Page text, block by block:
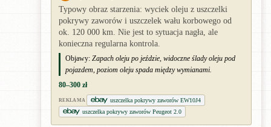
Typowy obraz starzenia: wyciek oleju z uszczelki
pokrywy zaworów i uszczelek wału korbowego od
ok. 120 000 km. Nie jest to sytuacja nagła, ale
konieczna regularna kontrola.
Objawy: Zapach oleju po jeździe, widoczne ślady oleju pod
pojazdem, poziom oleju spada między wymianami.
80–300 zł
REKLAMA
uszczelka pokrywy zaworów EW10J4
uszczelka pokrywy zaworów Peugeot 2.0